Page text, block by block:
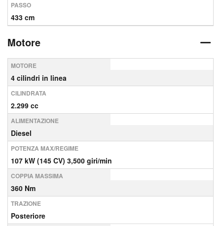
PASSO
433 cm
Motore
MOTORE
4 cilindri in linea
CILINDRATA
2.299 cc
ALIMENTAZIONE
Diesel
POTENZA MAX/REGIME
107 kW (145 CV) 3,500 giri/min
COPPIA MASSIMA
360 Nm
TRAZIONE
Posteriore